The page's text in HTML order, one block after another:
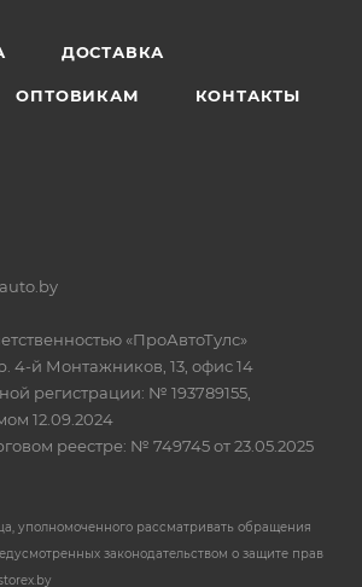
ДОСТАВКА
ОПТОВИКАМ КОНТАКТЫ
«ПроАвтоТулс»
4-й Монтажников, 13, офис 14
регистрации: № 193789155,
12.09.2024
реестре: № 749745 от 23.05.2025
уполномоченного рассматривать обращения
законодательством о защите прав